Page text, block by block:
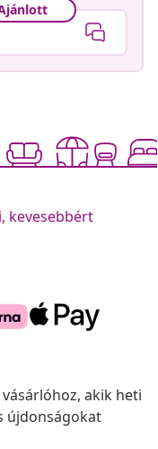
kevesebbért
akik heti
újdonságokat